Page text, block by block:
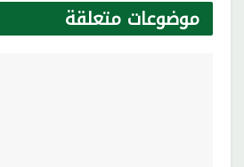
موضوعات متعلقة